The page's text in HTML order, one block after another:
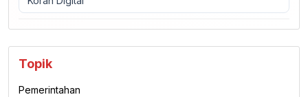
Topik
Pemerintahan